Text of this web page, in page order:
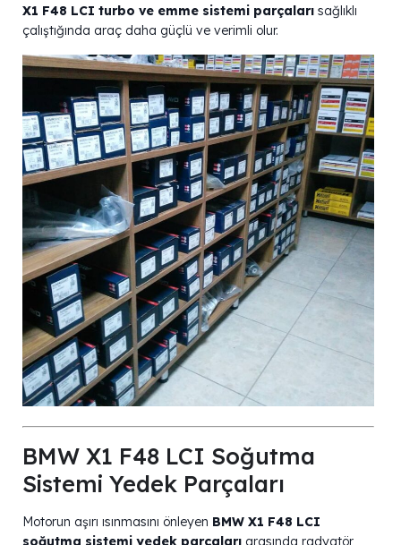
X1 F48 LCI turbo ve emme sistemi parçaları sağlıklı
çalıştığında araç daha güçlü ve verimli olur.
BMW X1 F48 LCI Soğutma
Sistemi Yedek Parçaları
Motorun aşırı ısınmasını önleyen BMW X1 F48 LCI
soğutma sistemi yedek parçaları arasında radyatör,